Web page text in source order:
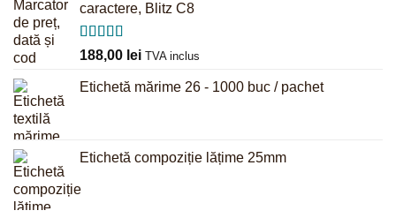
caractere, Blitz C8
Evaluat la
din 5
188,00 lei TVA inclus
Etichetă mărime 26 - 1000 buc / pachet
Etichetă compoziție lățime 25mm